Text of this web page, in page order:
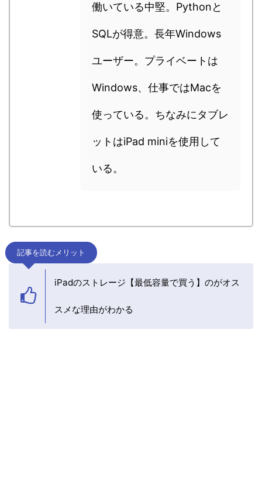
働いている中堅。Pythonと
SQLが得意。長年Windows
ユーザー。プライベートは
Windows、仕事ではMacを
使っている。ちなみにタブレ
ットはiPad miniを使用して
いる。
記事を読むメリット
iPadのストレージ【最低容量で買う】のがオス
スメな理由がわかる